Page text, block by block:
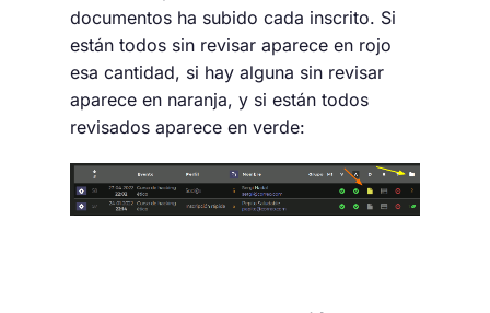
documentos ha subido cada inscrito. Si
están todos sin revisar aparece en rojo
esa cantidad, si hay alguna sin revisar
aparece en naranja, y si están todos
revisados aparece en verde: